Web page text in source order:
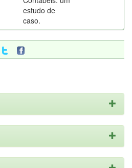
estudo de
caso.